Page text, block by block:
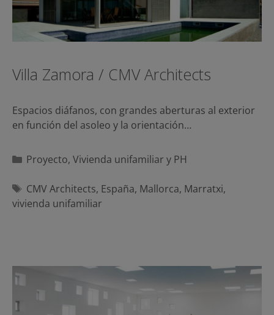
Villa Zamora / CMV Architects
Espacios diáfanos, con grandes aberturas al exterior
en función del asoleo y la orientación…
Categorías
Proyecto, Vivienda unifamiliar y PH
Etiquetas
CMV Architects, España, Mallorca, Marratxi,
vivienda unifamiliar